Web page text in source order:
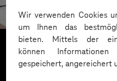
Wir verwenden Cookies
um Ihnen das
bieten. Mittels der
können
gespeichert, angereichert
KI für moderne Verwaltung
Mehr